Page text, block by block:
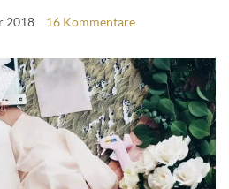
2018 16 Kommentare